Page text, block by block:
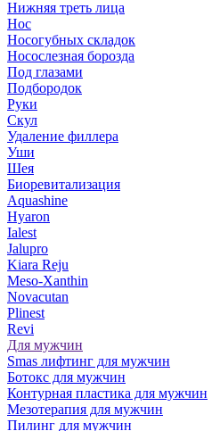
Нижняя треть лица
Нос
Носогубных складок
Носослезная борозда
Под глазами
Подбородок
Руки
Скул
Удаление филлера
Уши
Шея
Биоревитализация
Aquashine
Hyaron
Ialest
Jalupro
Kiara Reju
Meso-Xanthin
Novacutan
Plinest
Revi
Для мужчин
Smas лифтинг для мужчин
Ботокс для мужчин
Контурная пластика для мужчин
Мезотерапия для мужчин
Пилинг для мужчин